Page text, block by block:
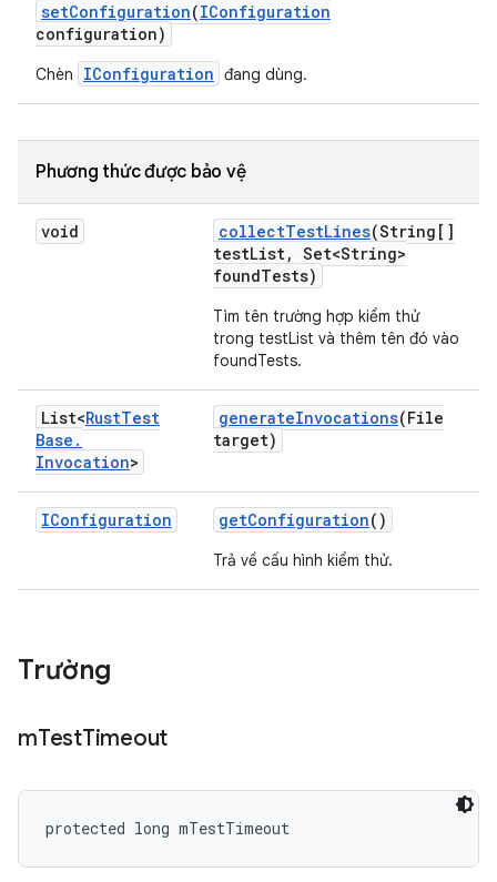
setConfiguration(IConfiguration
configuration)
Chèn IConfiguration đang dùng.
Phương thức được bảo vệ
void collectTestLines(String[]
testList, Set<String>
foundTests)
Tìm tên trường hợp kiểm thử
trong testList và thêm tên đó vào
foundTests.
List<RustTest
Base .
Invocation>
generateInvocations(File
target)
IConfiguration getConfiguration()
Trả về cấu hình kiểm thử.
Trường
mTestTimeout
protected long mTestTimeout